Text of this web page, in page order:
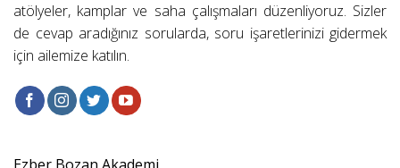
atölyeler, kamplar ve saha çalışmaları düzenliyoruz. Sizler
de cevap aradığınız sorularda, soru işaretlerinizi gidermek
için ailemize katılın.